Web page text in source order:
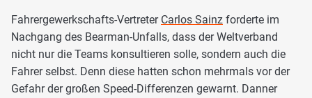
Fahrergewerkschafts-Vertreter Carlos Sainz forderte im
Nachgang des Bearman-Unfalls, dass der Weltverband
nicht nur die Teams konsultieren solle, sondern auch die
Fahrer selbst. Denn diese hatten schon mehrmals vor der
Gefahr der großen Speed-Differenzen gewarnt. Danner